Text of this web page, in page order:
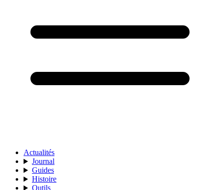
Actualités
Journal
Guides
Histoire
Outils